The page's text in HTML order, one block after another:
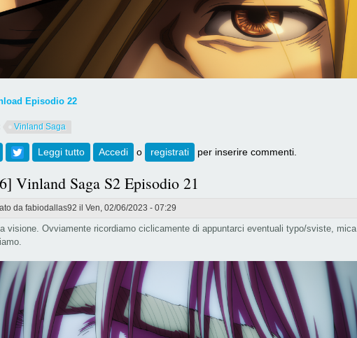
Episodio 22
Vinland Saga
Facebook
Twitter
Leggi tutto su [737] Vinland Saga S2 Episodio 22
Accedi o registrati per inserire commenti.
Vinland Saga S2 Episodio 21
da fabiodallas92 il Ven, 02/06/2023 - 07:29
visione. Ovviamente ricordiamo ciclicamente di appuntarci eventuali typo/sviste, mica